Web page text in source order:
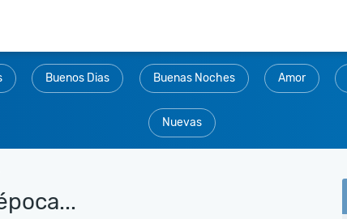
Buenos Dias Buenas Noches Amor
Nuevas